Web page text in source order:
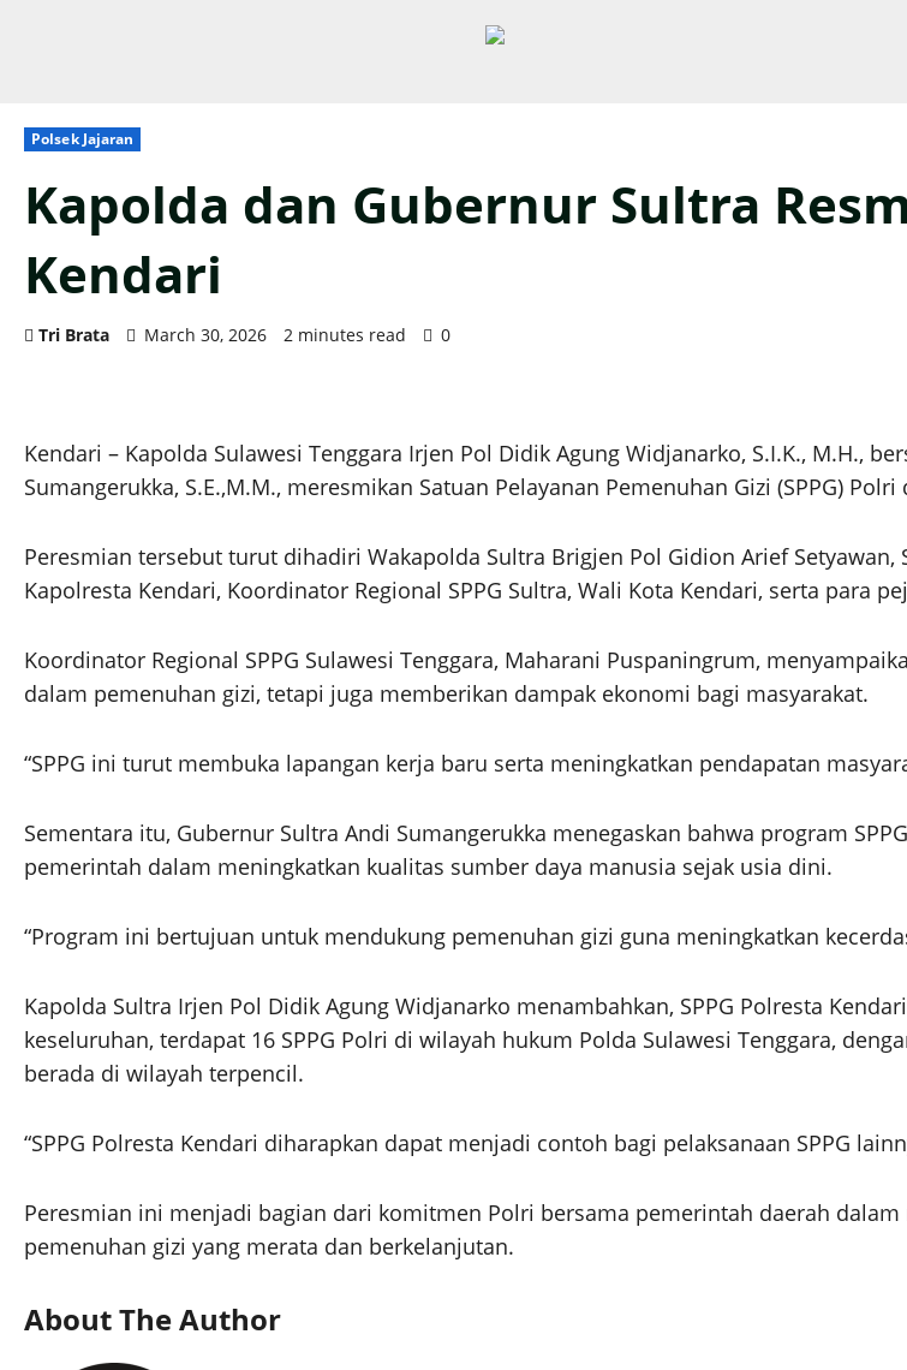
Polsek Jajaran
Kapolda dan Gubernur Sultra
Kendari
Tri Brata March 30, 2026 2 minutes read 0
Kendari – Kapolda Sulawesi Tenggara Irjen Pol Didik Agung Widjanarko, S.I.K., M.H.,
Sumangerukka, S.E.,M.M., meresmikan Satuan Pelayanan Pemenuhan Gizi (SPPG)
Peresmian tersebut turut dihadiri Wakapolda Sultra Brigjen Pol Gidion Arief Setyawan,
Kapolresta Kendari, Koordinator Regional SPPG Sultra, Wali Kota Kendari, serta para
Koordinator Regional SPPG Sulawesi Tenggara, Maharani Puspaningrum,
dalam pemenuhan gizi, tetapi juga memberikan dampak ekonomi bagi masyarakat.
“SPPG ini turut membuka lapangan kerja baru serta meningkatkan pendapatan
Sementara itu, Gubernur Sultra Andi Sumangerukka menegaskan bahwa program
pemerintah dalam meningkatkan kualitas sumber daya manusia sejak usia dini.
“Program ini bertujuan untuk mendukung pemenuhan gizi guna meningkatkan
Kapolda Sultra Irjen Pol Didik Agung Widjanarko menambahkan, SPPG Polresta
keseluruhan, terdapat 16 SPPG Polri di wilayah hukum Polda Sulawesi Tenggara,
berada di wilayah terpencil.
“SPPG Polresta Kendari diharapkan dapat menjadi contoh bagi pelaksanaan SPPG
Peresmian ini menjadi bagian dari komitmen Polri bersama pemerintah daerah
pemenuhan gizi yang merata dan berkelanjutan.
About The Author